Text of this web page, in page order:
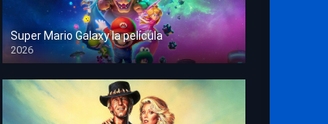
Super Mario Galaxy la película
2026
HD 1080p